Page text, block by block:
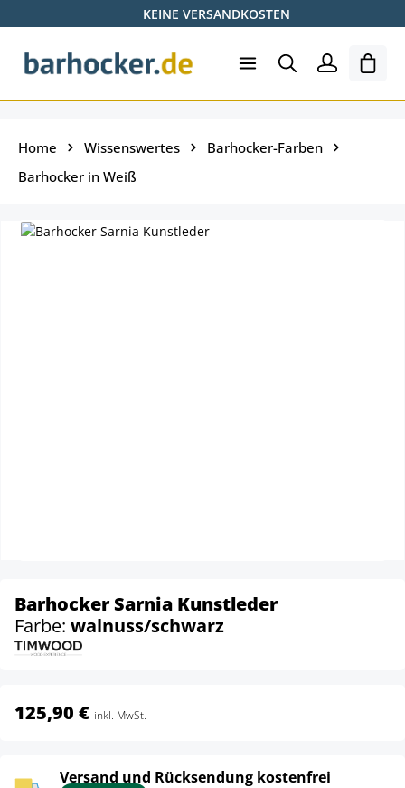
Zum Hauptinhalt springenKEINE VERSANDKOSTEN
Home Wissenswertes
Barhocker-Farben
Barhocker in Weiß
Barhocker Sarnia Kunstleder
Farbe: walnuss/schwarz
125,90 € inkl. MwSt.
Versand und Rücksendung kostenfrei